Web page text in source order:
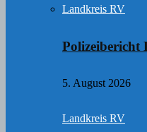
Landkreis RV
Polizeibericht
5. August 2026
Landkreis RV